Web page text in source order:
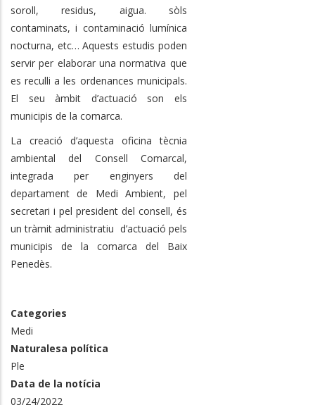
soroll, residus, aigua. sòls
contaminats, i contaminació lumínica
nocturna, etc… Aquests estudis poden
servir per elaborar una normativa que
es reculli a les ordenances municipals.
El seu àmbit d’actuació son els
municipis de la comarca.
La creació d’aquesta oficina tècnia
ambiental del Consell Comarcal,
integrada per enginyers del
departament de Medi Ambient, pel
secretari i pel president del consell, és
un tràmit administratiu d’actuació pels
municipis de la comarca del Baix
Penedès.
Categories
Medi
Naturalesa política
Ple
Data de la notícia
03/24/2022